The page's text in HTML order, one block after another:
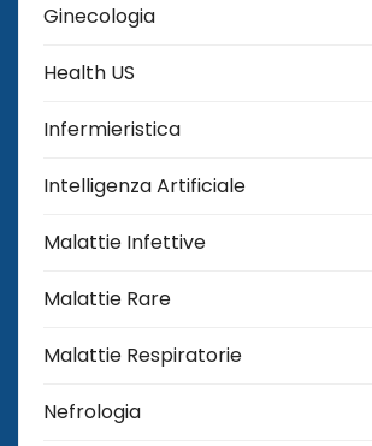
Ginecologia
Health US
Infermieristica
Intelligenza Artificiale
Malattie Infettive
Malattie Rare
Malattie Respiratorie
Nefrologia